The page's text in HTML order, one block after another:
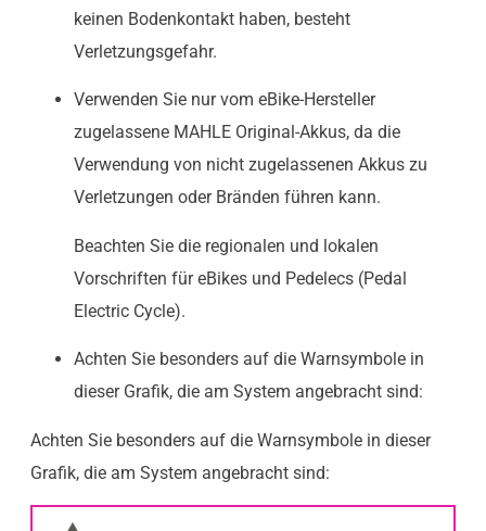
keinen Bodenkontakt haben, besteht
Verletzungsgefahr.
Verwenden Sie nur vom eBike-Hersteller
zugelassene MAHLE Original-Akkus, da die
Verwendung von nicht zugelassenen Akkus zu
Verletzungen oder Bränden führen kann.
Beachten Sie die regionalen und lokalen
Vorschriften für eBikes und Pedelecs (Pedal
Electric Cycle).
Achten Sie besonders auf die Warnsymbole in
dieser Grafik, die am System angebracht sind:
Achten Sie besonders auf die Warnsymbole in dieser
Grafik, die am System angebracht sind: